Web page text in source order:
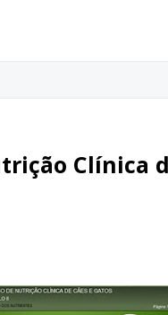
Clínica